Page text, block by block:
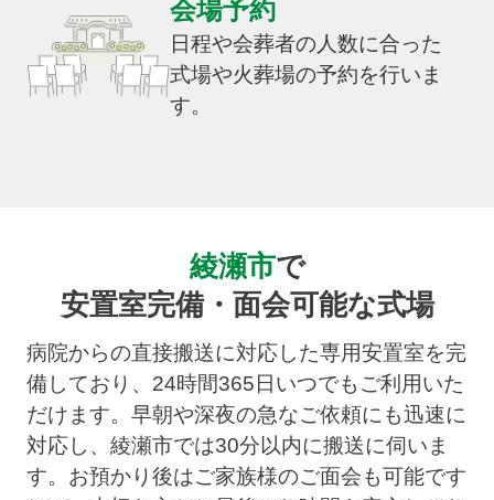
会場予約
日程や会葬者の人数に合った
式場や火葬場の予約を行いま
す。
綾瀬市で
安置室完備・面会可能な式場
病院からの直接搬送に対応した専用安置室を完
備しており、24時間365日いつでもご利用いた
だけます。早朝や深夜の急なご依頼にも迅速に
対応し、綾瀬市では30分以内に搬送に伺いま
す。お預かり後はご家族様のご面会も可能です